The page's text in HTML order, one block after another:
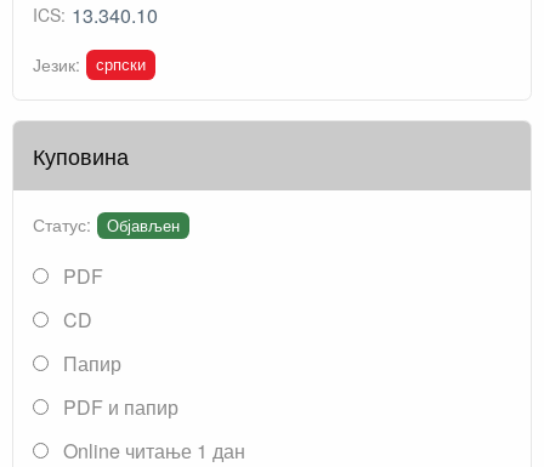
ICS: 13.340.10
Језик: српски
Куповина
Статус: Објављен
PDF
CD
Папир
PDF и папир
Online читање 1 дан